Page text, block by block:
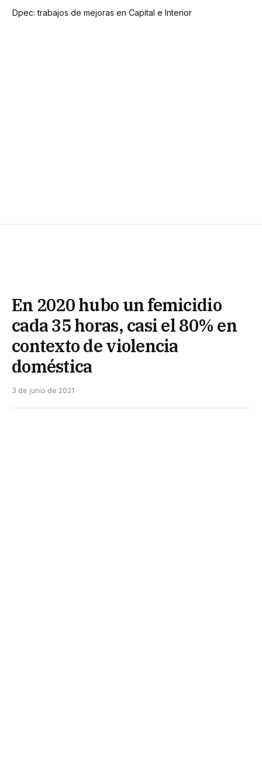
Dpec: trabajos de mejoras en Capital e Interior
En 2020 hubo un femicidio
cada 35 horas, casi el 80% en
contexto de violencia
doméstica
3 de junio de 2021